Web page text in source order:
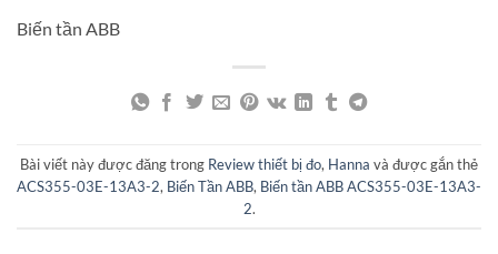
Biến tần ABB
Bài viết này được đăng trong Review thiết bị đo, Hanna và được gắn thẻ
ACS355-03E-13A3-2, Biến Tần ABB, Biến tần ABB ACS355-03E-13A3-
2.